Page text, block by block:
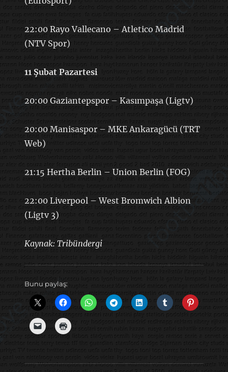
22:00 Rayo Vallecano – Atletico Madrid
(NTV Spor)
11 Şubat Pazartesi
20:00 Gaziantepspor – Kasımpaşa (Ligtv)
20:00 Manisaspor – MKE Ankaragücü (TRT
Web)
21:15 Hertha Berlin – Union Berlin (FOG)
22:00 Liverpool – West Bromwich Albion
(Ligtv 3)
Kaynak: Tribündergi
Bunu paylaş: